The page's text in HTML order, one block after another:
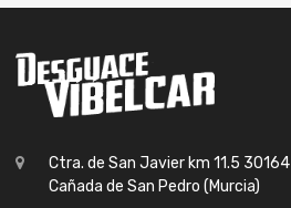
Ctra. de San Javier km 11.5 30164
Cañada de San Pedro (Murcia)